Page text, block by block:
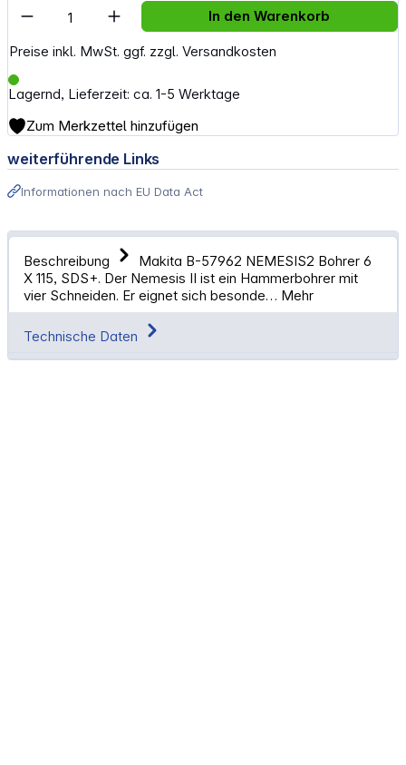
Preise inkl. MwSt. ggf. zzgl. Versandkosten
Lagernd, Lieferzeit: ca. 1-5 Werktage
Artikel Anzahl: Gib den gewünschten
In den Warenkorb
Zum Merkzettel hinzufügen
weiterführende Links
Informationen nach EU Data Act
Beschreibung
Makita B-57962 NEMESIS2 Bohrer 6
X 115, SDS+. Der Nemesis II ist ein Hammerbohrer mit
vier Schneiden. Er eignet sich besonde… Mehr
Technische Daten